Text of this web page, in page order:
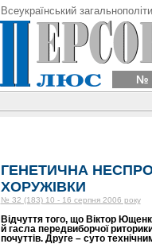
Всеукраїнський
№
ГЕНЕТИЧНА
ХОРУЖІВКИ
№ 32 (183) 10 - 16 серпня 2006 року
Відчуття того, що Віктор
й гасла передвиборчої
почуттів. Друге – суто